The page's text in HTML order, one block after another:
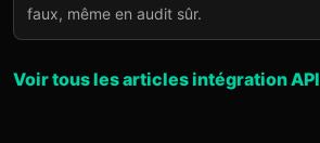
faux, même en audit sûr.
Voir tous les articles intégration API